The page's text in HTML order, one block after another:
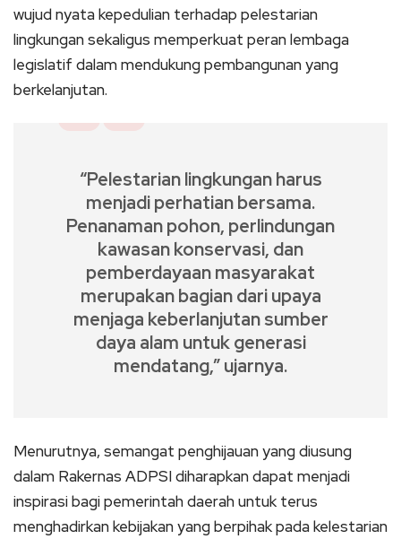
wujud nyata kepedulian terhadap pelestarian
lingkungan sekaligus memperkuat peran lembaga
legislatif dalam mendukung pembangunan yang
berkelanjutan.
“Pelestarian lingkungan harus
menjadi perhatian bersama.
Penanaman pohon, perlindungan
kawasan konservasi, dan
pemberdayaan masyarakat
merupakan bagian dari upaya
menjaga keberlanjutan sumber
daya alam untuk generasi
mendatang,” ujarnya.
Menurutnya, semangat penghijauan yang diusung
dalam Rakernas ADPSI diharapkan dapat menjadi
inspirasi bagi pemerintah daerah untuk terus
menghadirkan kebijakan yang berpihak pada kelestarian